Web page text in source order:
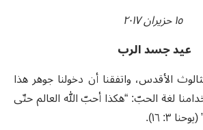
عيد جسد الرب
الأقدس، واتفقنا أن دخولنا جوهر هذا
لغة الحبّ: “هكذا أحبّ الله العالم حتّى
٣: ١٦).